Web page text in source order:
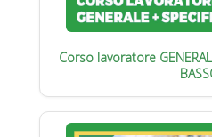
Corso lavoratore